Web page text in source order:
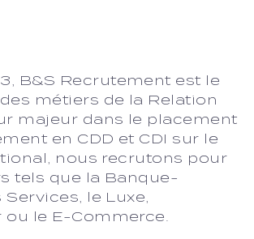
B&S Recrutement est le
des métiers de la Relation
majeur dans le placement
en CDD et CDI sur le
nous recrutons pour
tels que la Banque-
le Luxe,
ou le E-Commerce.